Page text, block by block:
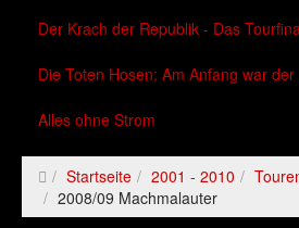
Der Krach der Republik - Das
Die Toten Hosen: Am Anfang war der
Alles ohne Strom
Startseite 2001 - 2010
2008/09 Machmalauter